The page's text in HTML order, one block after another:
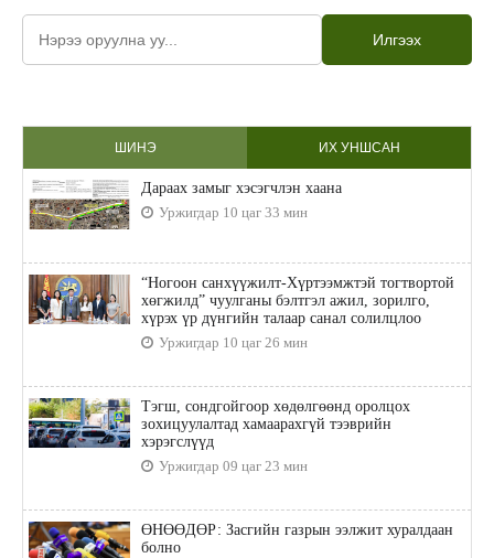
Илгээх
ШИНЭ ИХ УНШСАН
Дараах замыг хэсэгчлэн хаана
Уржигдар 10 цаг 33 мин
“Ногоон санхүүжилт-Хүртээмжтэй тогтвортой
хөгжилд” чуулганы бэлтгэл ажил, зорилго,
хүрэх үр дүнгийн талаар санал солилцлоо
Уржигдар 10 цаг 26 мин
Тэгш, сондгойгоор хөдөлгөөнд оролцох
зохицуулалтад хамаарахгүй тээврийн
хэрэгслүүд
Уржигдар 09 цаг 23 мин
ӨНӨӨДӨР: Засгийн газрын ээлжит хуралдаан
болно